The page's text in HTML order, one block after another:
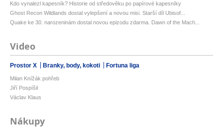
Kdo vynalezl kapesník? Historie od středověku po papírové kapesníky
Ghost Recon Wildlands dostal vylepšení a novou misi. Starší díl Ubisof...
Quake ke 30. narozeninám dostal novou epizodu zdarma. Dawn of the Mach...
Video
Prostor X Branky, body, kokoti Fortuna liga
Milan Knížák pohřeb
Jiří Pospíšil
Václav Klaus
Nákupy